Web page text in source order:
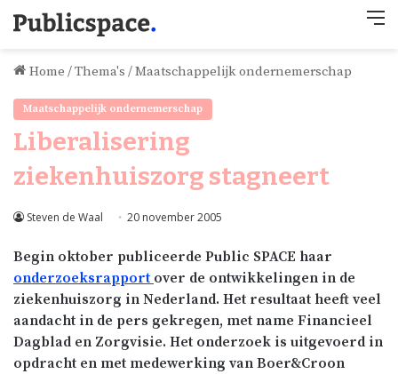
Home /Thema's /Maatschappelijk ondernemerschap
Maatschappelijk ondernemerschap
Liberalisering
ziekenhuiszorg stagneert
Steven de Waal 20 november 2005
Begin oktober publiceerde Public SPACE haar
onderzoeksrapport over de ontwikkelingen in de
ziekenhuiszorg in Nederland. Het resultaat heeft veel
aandacht in de pers gekregen, met name Financieel
Dagblad en Zorgvisie. Het onderzoek is uitgevoerd in
opdracht en met medewerking van Boer&Croon